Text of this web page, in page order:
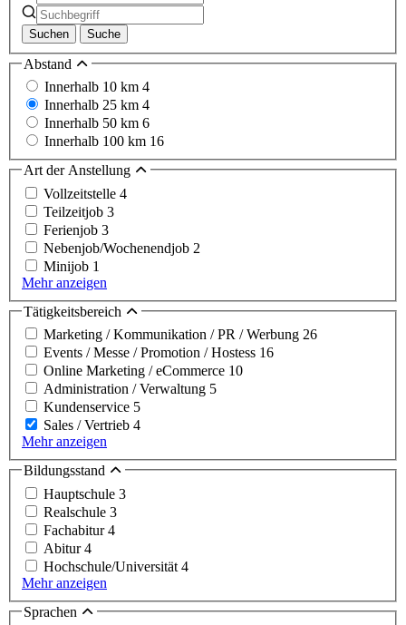
Suchen Suche
Abstand
Innerhalb 10 km 4
Innerhalb 25 km 4
Innerhalb 50 km 6
Innerhalb 100 km 16
Art der Anstellung
Vollzeitstelle 4
Teilzeitjob 3
Ferienjob 3
Nebenjob/Wochenendjob 2
Minijob 1
Mehr anzeigen
Tätigkeitsbereich
Marketing / Kommunikation / PR / Werbung 26
Events / Messe / Promotion / Hostess 16
Online Marketing / eCommerce 10
Administration / Verwaltung 5
Kundenservice 5
Sales / Vertrieb 4
Mehr anzeigen
Bildungsstand
Hauptschule 3
Realschule 3
Fachabitur4
Abitur4
Hochschule/Universität 4
Mehr anzeigen
Sprachen